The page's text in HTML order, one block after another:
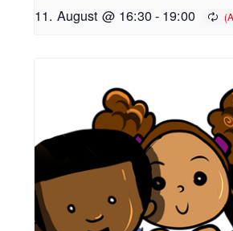
11. August @ 16:30- 19:00